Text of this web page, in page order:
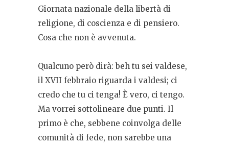
Giornata nazionale della libertà di
religione, di coscienza e di pensiero.
Cosa che non è avvenuta.
Qualcuno però dirà: beh tu sei valdese,
il XVII febbraio riguarda i valdesi; ci
credo che tu ci tenga! È vero, ci tengo.
Ma vorrei sottolineare due punti. Il
primo è che, sebbene coinvolga delle
comunità di fede, non sarebbe una